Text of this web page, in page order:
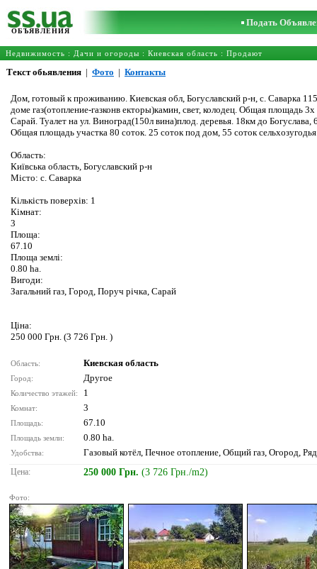
ОБЪЯВЛЕНИЯ
Подать
Недвижимость : Дачи и огороды : Киевская область : Продают
Текст обьявления | Фото | Контакты
Дом, готовый к проживанию. Киевская обл, Богуславский р-н, с. Саварка
доме газ(отопление-газконв екторы)камин, свет, колодец. Общая площадь
Сарай. Туалет на ул. Виноград(150л вина)плод. деревья. 18км до
Общая площадь участка 80 соток. 25 соток под дом, 55 соток
Область:
Київська область, Богуславский р-н
Місто: c. Саварка
Кількість поверхів: 1
Кімнат:
3
Площа:
67.10
Площа землі:
0.80 ha.
Вигоди:
Загальний газ, Город, Поруч річка, Сарай
Ціна:
250 000 Грн. (3 726 Грн. )
Область: Киевская область
Город: Другое
Количество этажей: 1
Комнат: 3
Площадь: 67.10
Площадь земли: 0.80 ha.
Удобства: Газовый котёл, Печное отопление, Общий газ, Огород,
Цена: 250 000 Грн. (3 726 Грн./m2)
Фото: